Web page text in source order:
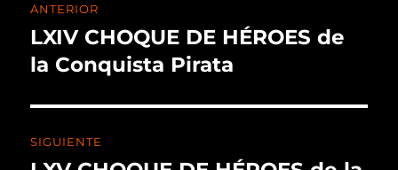
ANTERIOR
LXIV CHOQUE DE HÉROES de
la Conquista Pirata
SIGUIENTE